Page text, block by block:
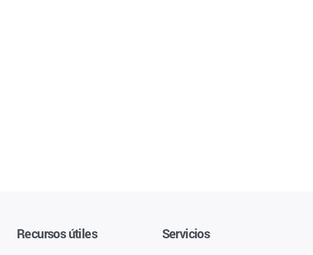
Recursos útiles Servicios